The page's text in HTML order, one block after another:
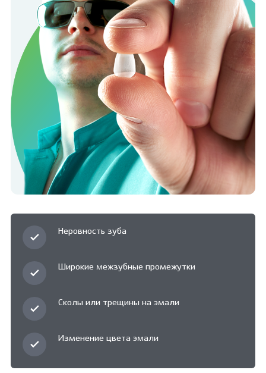
Неровность зуба
Широкие межзубные промежутки
Сколы или трещины на эмали
Изменение цвета эмали